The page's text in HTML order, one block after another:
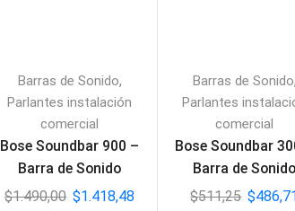
Barras de Sonido,
Parlantes instalación
comercial
Bose Soundbar 900 –
Barra de Sonido
$1.490,00 $1.418,48
Barras de Sonido,
Parlantes
comercial
Bose Soundbar
Barra de Sonido
$511,25 $486,71